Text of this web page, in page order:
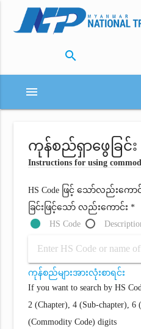
search
menu
ကုန်စည်ရှာဖွေခြင်း
Instructions for using
HS Code ဖြင့် သော်လည်း
ခြင်းဖြင့်သော် လည်းကောင်း *
HS Code
ကုန်စည်များအားလုံးစာရင်း
If you want to search by HS
2 (Chapter), 4 (Sub-chapter), 6
(Commodity Code) digits